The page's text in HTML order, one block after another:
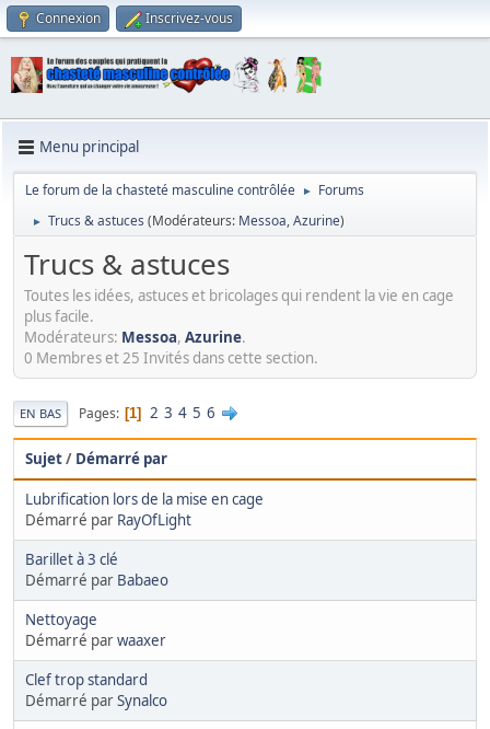
Connexion Inscrivez-vous
Menu principal
Le forum de la chasteté masculine contrôlée ► Forums
► Trucs & astuces (Modérateurs: Messoa,Azurine)
Trucs & astuces
Toutes les idées, astuces et bricolages qui rendent la vie en cage
plus facile.
Modérateurs: Messoa, Azurine.
0 Membres et 25 Invités dans cette section.
EN BAS Pages 1 2 3 4 5 6
Sujet/ Démarré par
Lubrification lors de la mise en cage
Démarré par RayOfLight
Barillet à 3 clé
Démarré par Babaeo
Nettoyage
Démarré parwaaxer
Clef trop standard
Démarré parSynalco